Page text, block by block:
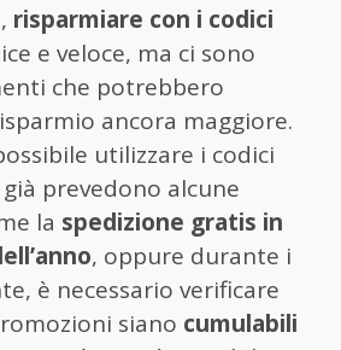
risparmiare con i codici
e veloce, ma ci sono
che potrebbero
ancora maggiore.
utilizzare i codici
prevedono alcune
la spedizione gratis in
, oppure durante i
è necessario verificare
siano cumulabili